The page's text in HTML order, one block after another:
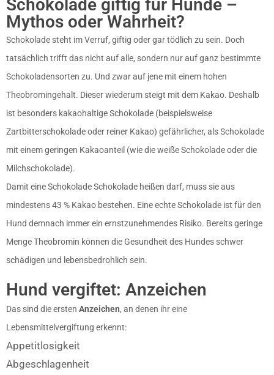
Schokolade giftig für Hunde –
Mythos oder Wahrheit?
Schokolade steht im Verruf, giftig oder gar tödlich zu sein. Doch
tatsächlich trifft das nicht auf alle, sondern nur auf ganz bestimmte
Schokoladensorten zu. Und zwar auf jene mit einem hohen
Theobromingehalt. Dieser wiederum steigt mit dem Kakao. Deshalb
ist besonders kakaohaltige Schokolade (beispielsweise
Zartbitterschokolade oder reiner Kakao) gefährlicher, als Schokolade
mit einem geringen Kakaoanteil (wie die weiße Schokolade oder die
Milchschokolade).
Damit eine Schokolade Schokolade heißen darf, muss sie aus
mindestens 43 % Kakao bestehen. Eine echte Schokolade ist für den
Hund demnach immer ein ernstzunehmendes Risiko. Bereits geringe
Menge Theobromin können die Gesundheit des Hundes schwer
schädigen und lebensbedrohlich sein.
Hund vergiftet: Anzeichen
Das sind die ersten Anzeichen, an denen ihr eine
Lebensmittelvergiftung erkennt:
Appetitlosigkeit
Abgeschlagenheit